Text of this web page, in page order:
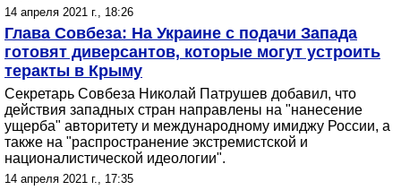
14 апреля 2021 г., 18:26
Глава Совбеза: На Украине с подачи Запада
готовят диверсантов, которые могут устроить
теракты в Крыму
Секретарь Совбеза Николай Патрушев добавил, что
действия западных стран направлены на "нанесение
ущерба" авторитету и международному имиджу России, а
также на "распространение экстремистской и
националистической идеологии".
14 апреля 2021 г., 17:35